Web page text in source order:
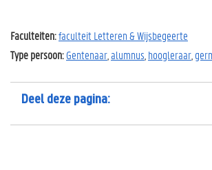
Faculteiten:faculteit Letteren & Wijsbegeerte
Type persoon:Gentenaar alumnus hoogleraar
Deel deze pagina: